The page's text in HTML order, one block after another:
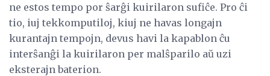
ne estos tempo por ŝarĝi kuirilaron sufiĉe. Pro ĉi
tio, iuj tekkomputiloj, kiuj ne havas longajn
kurantajn tempojn, devus havi la kapablon ĉu
interŝanĝi la kuirilaron per malŝparilo aŭ uzi
eksterajn baterion.